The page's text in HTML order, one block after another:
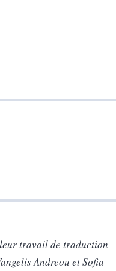
travail de traduction
Andreou et Sofia